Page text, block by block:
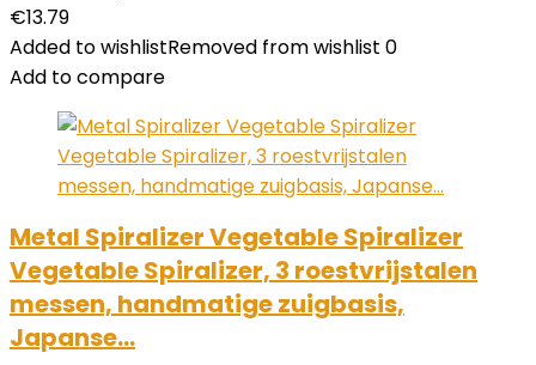
€13.79
Added to wishlistRemoved from wishlist 0
Add to compare
Metal Spiralizer Vegetable Spiralizer
Vegetable Spiralizer, 3 roestvrijstalen
messen, handmatige zuigbasis,
Japanse…